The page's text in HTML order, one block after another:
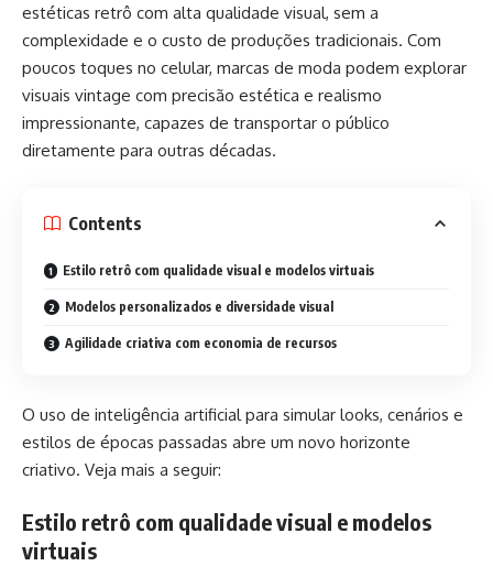
estéticas retrô com alta qualidade visual, sem a
complexidade e o custo de produções tradicionais. Com
poucos toques no celular, marcas de moda podem explorar
visuais vintage com precisão estética e realismo
impressionante, capazes de transportar o público
diretamente para outras décadas.
Contents
Estilo retrô com qualidade visual e modelos virtuais
Modelos personalizados e diversidade visual
Agilidade criativa com economia de recursos
O uso de inteligência artificial para simular looks, cenários e
estilos de épocas passadas abre um novo horizonte
criativo. Veja mais a seguir:
Estilo retrô com qualidade visual e modelos
virtuais